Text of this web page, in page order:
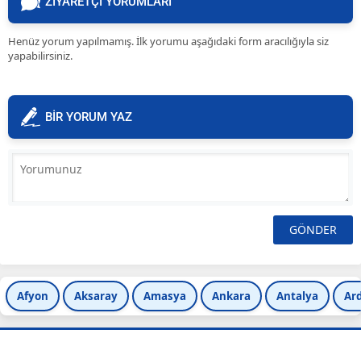
Henüz yorum yapılmamış. İlk yorumu aşağıdaki form aracılığıyla siz
yapabilirsiniz.
BİR YORUM YAZ
Afyon Aksaray Amasya Ankara Antalya